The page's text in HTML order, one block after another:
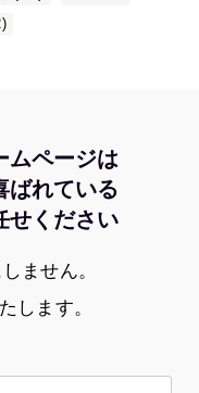
ムページは
ばれている
せください
ません。
します。